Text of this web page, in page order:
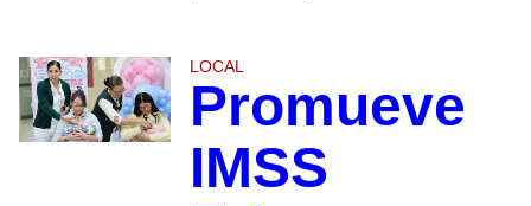
LOCAL
Promueve
IMSS